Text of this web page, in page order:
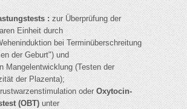
:zur Überprüfung der
Einheit durch
bei Terminüberschreitung
der Geburt") und
Mangelentwicklung (Testen der
der Plazenta);
oderOxytocin-
(OBT)unter